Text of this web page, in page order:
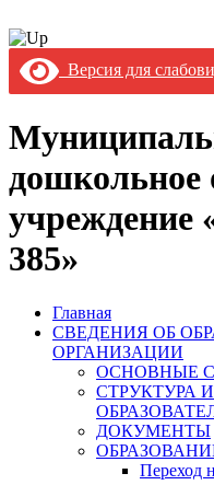
Версия для
дошкольное
учреждение
385»
Главная
СВЕДЕНИЯ ОБ
ОРГАНИЗАЦИИ
ОСНОВНЫЕ
СТРУКТУРА
ДОКУМЕНТЫ
Переход